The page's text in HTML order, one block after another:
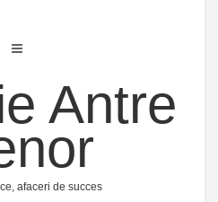
Antre
afaceri de succes